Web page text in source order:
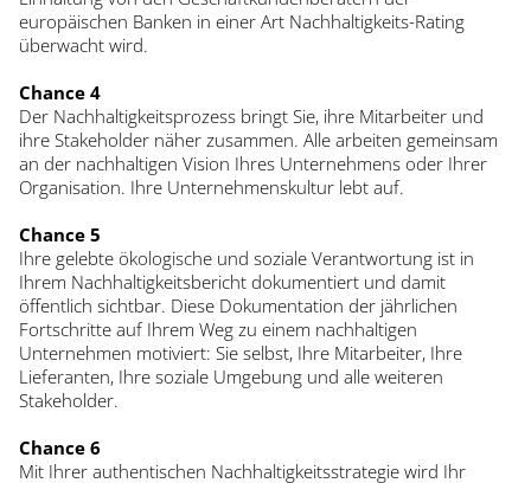
europäischen Banken in einer Art Nachhaltigkeits-Rating
überwacht wird.
Chance 4
Der Nachhaltigkeitsprozess bringt Sie, ihre Mitarbeiter und
ihre Stakeholder näher zusammen. Alle arbeiten gemeinsam
an der nachhaltigen Vision Ihres Unternehmens oder Ihrer
Organisation. Ihre Unternehmenskultur lebt auf.
Chance 5
Ihre gelebte ökologische und soziale Verantwortung ist in
Ihrem Nachhaltigkeitsbericht dokumentiert und damit
öffentlich sichtbar. Diese Dokumentation der jährlichen
Fortschritte auf Ihrem Weg zu einem nachhaltigen
Unternehmen motiviert: Sie selbst, Ihre Mitarbeiter, Ihre
Lieferanten, Ihre soziale Umgebung und alle weiteren
Stakeholder.
Chance 6
Mit Ihrer authentischen Nachhaltigkeitsstrategie wird Ihr